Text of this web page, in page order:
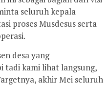
seluruh kepala
proses Musdesus serta
desa yang
tadi kami lihat langsung,
akhir Mei seluruh